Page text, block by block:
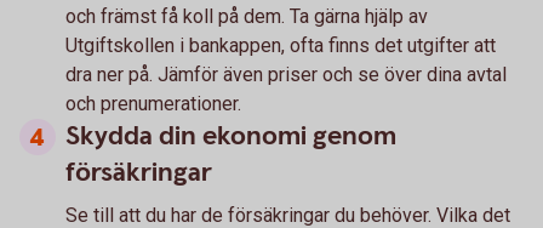
och främst få koll på dem. Ta gärna hjälp av
Utgiftskollen i bankappen, ofta finns det utgifter att
dra ner på. Jämför även priser och se över dina avtal
och prenumerationer.
Skydda din ekonomi genom
försäkringar
Se till att du har de försäkringar du behöver. Vilka det